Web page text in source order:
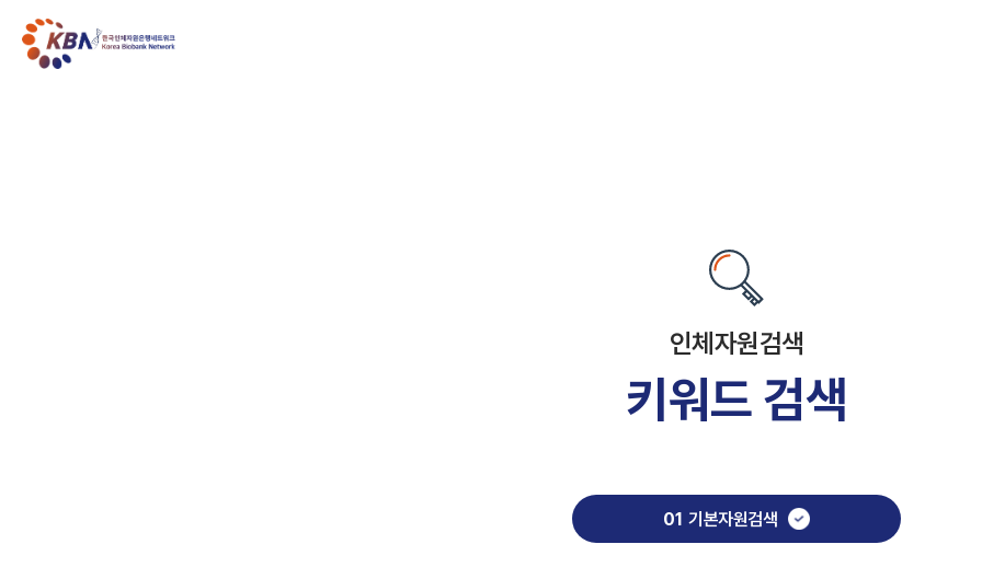
인체자원검색
키워드 검색
01 기본자원검색